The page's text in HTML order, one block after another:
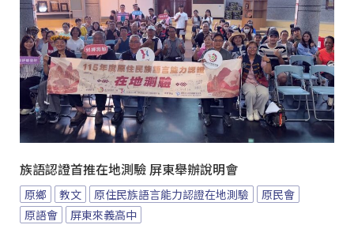
族語認證首推在地測驗 屏東舉辦說明會
原鄉 教文 原住民族語言能力認證在地測驗
原民會
原語會
屏東來義高中